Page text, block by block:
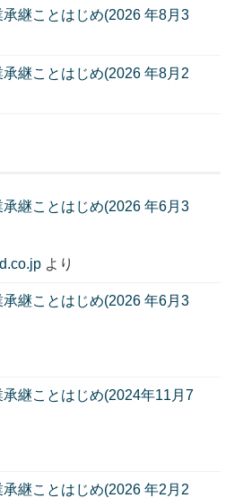
継ことはじめ(2026 年8月3
継ことはじめ(2026 年8月2
継ことはじめ(2026 年6月3
より
継ことはじめ(2026 年6月3
継ことはじめ(2024年11月7
継ことはじめ(2026 年2月2